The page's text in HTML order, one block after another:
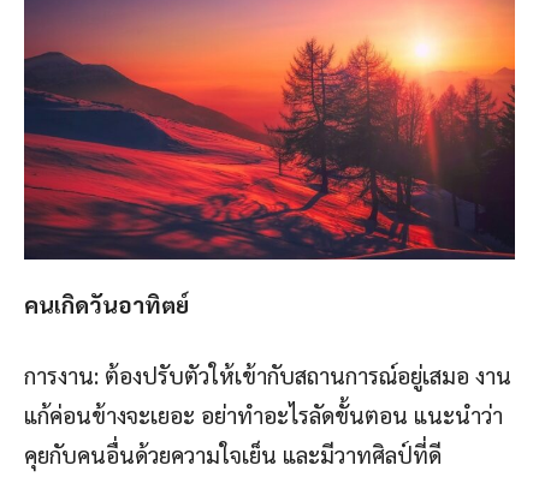
คนเกิดวันอาทิตย์
การงาน: ต้องปรับตัวให้เข้ากับสถานการณ์อยู่เสมอ งาน
แก้ค่อนข้างจะเยอะ อย่าทำอะไรลัดขั้นตอน แนะนำว่า
คุยกับคนอื่นด้วยความใจเย็น และมีวาทศิลป์ที่ดี